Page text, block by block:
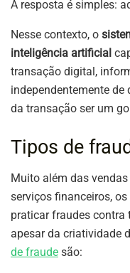
A resposta é simples:
Nesse contexto, o
inteligência artificial
transação digital,
independentemente
da transação ser um
Tipos de
Muito além das
serviços financeiros,
praticar fraudes contra
apesar da criatividade
de fraude são: